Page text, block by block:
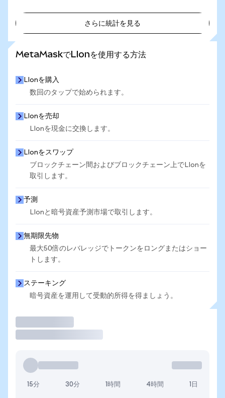
さらに統計を見る
MetaMaskでLIonを使用する方法
LIonを購入
数回のタップで始められます。
LIonを売却
LIonを現金に交換します。
LIonをスワップ
ブロックチェーン間およびブロックチェーン上でLIonを
取引します。
予測
LIonと暗号資産予測市場で取引します。
無期限先物
最大50倍のレバレッジでトークンをロングまたはショー
トします。
ステーキング
暗号資産を運用して受動的所得を得ましょう。
15分 30分 1時間 4時間 1日